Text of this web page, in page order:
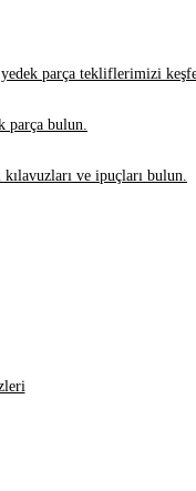
parça tekliflerimizi
parça bulun.
ve ipuçları bulun.